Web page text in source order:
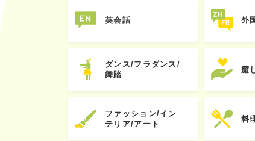
英会話 外
ダンス/フラダンス/
舞踏
癒
ファッション/イン
テリア/アート
料